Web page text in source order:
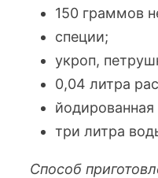
150 граммов
специи;
укроп,
0,04 литра
йодированная
три литра
Способ